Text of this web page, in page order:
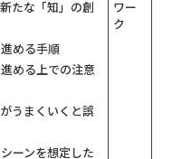
たな「知」の創
める手順
める上での注意
うまくいくと誤
ーンを想定した
ワー
ク